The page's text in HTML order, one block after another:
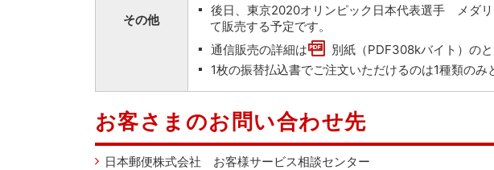
その他
後日、東京2020オリンピック日本代表選手 メダ
て販売する予定です。
通信販売の詳細は
別紙（PDF308kバイト）の
1枚の振替払込書でご注文いただけるのは1種類のみ
お客さまのお問い合わせ先
日本郵便株式会社 お客様サービス相談センター